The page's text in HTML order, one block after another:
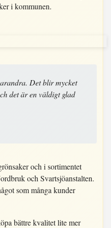
i kommunen.
Det blir mycket
det är en väldigt glad
och i sortimentet
och Svartsjöanstalten.
som många kunder
bättre kvalitet lite mer